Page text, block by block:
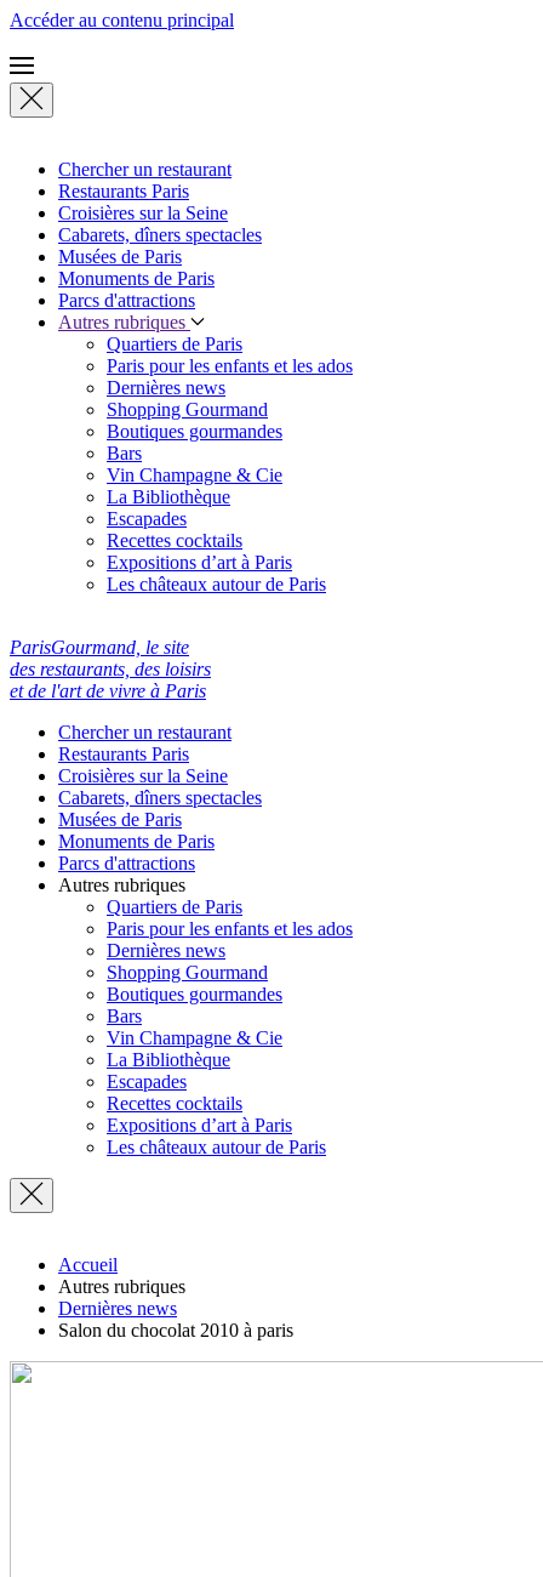
Accéder au contenu principal
Chercher un restaurant
Restaurants Paris
Croisières sur la Seine
Cabarets, dîners spectacles
Musées de Paris
Monuments de Paris
Parcs d'attractions
Autres rubriques
Quartiers de Paris
Paris pour les enfants et les ados
Dernières news
Shopping Gourmand
Boutiques gourmandes
Bars
Vin Champagne & Cie
La Bibliothèque
Escapades
Recettes cocktails
Expositions d’art à Paris
Les châteaux autour de Paris
ParisGourmand, le site
des restaurants, des loisirs
et de l'art de vivre à Paris
Chercher un restaurant
Restaurants Paris
Croisières sur la Seine
Cabarets, dîners spectacles
Musées de Paris
Monuments de Paris
Parcs d'attractions
Autres rubriques
Quartiers de Paris
Paris pour les enfants et les ados
Dernières news
Shopping Gourmand
Boutiques gourmandes
Bars
Vin Champagne & Cie
La Bibliothèque
Escapades
Recettes cocktails
Expositions d’art à Paris
Les châteaux autour de Paris
Accueil
Autres rubriques
Dernières news
Salon du chocolat 2010 à paris